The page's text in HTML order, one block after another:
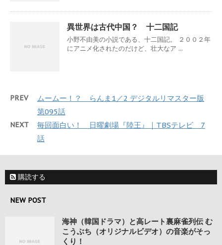
異世界は古代中国？ 十二国記
小野不由美の小説である、十二国記。 ２００２年
にアニメ化されたのだけど、壮大なア ...
PREV
ムームー！？ らんま1／2 デジタルリマスター版
第095話
NEXT
毎回面白い！ 日曜劇場『陸王』｜TBSテレビ 7
話
購読する
NEW POST
海神（韓国ドラマ）と高レート裏麻雀列伝 む
こうぶち（オリジナルビデオ）の音楽がそっ
くり！